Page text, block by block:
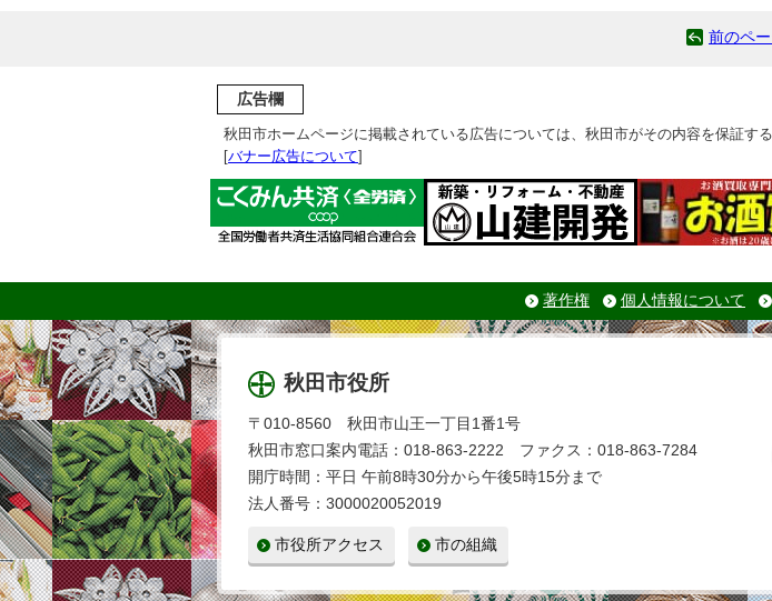
前のペ
広告欄
秋田市ホームページに掲載されている広告については、秋田市がその内容を保証す
[バナー広告について]
著作権 個人情報について
秋田市役所
〒010-8560 秋田市山王一丁目1番1号
秋田市窓口案内電話：018-863-2222 ファクス：018-863-7284
開庁時間：平日 午前8時30分から午後5時15分まで
法人番号：3000020052019
市役所アクセス 市の組織